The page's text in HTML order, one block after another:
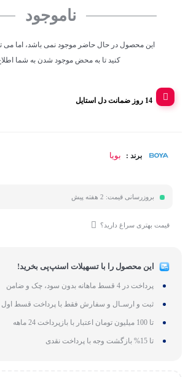
ناموجود
این محصول در حال حاضر موجود نمی باشد، اما می
کنید تا به محض موجود شدن به شما
14 روز ضمانت دل استایل
برند : بویا
بروزرسانی قیمت: 2 هفته پیش
قیمت بهتری سراغ دارید؟
این محصول را با تسهیلات اسنپ‌پی بخرید!
پرداخت در 4 قسط ماهانه بدون سود، چک و ضامن
ثبت و ارسـال و سفارش فقط با پرداخت قسط اول
تا 100 میلیون تومان اعتبار با بازپرداخت 24 ماهه
تا 15% بازگشت وجه با پرداخت نقدی